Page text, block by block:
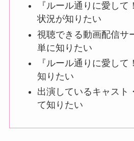
『ルール通りに愛し
状況が知りたい
視聴できる動画配信サ
単に知りたい
『ルール通りに愛して
知りたい
出演しているキャスト
て知りたい